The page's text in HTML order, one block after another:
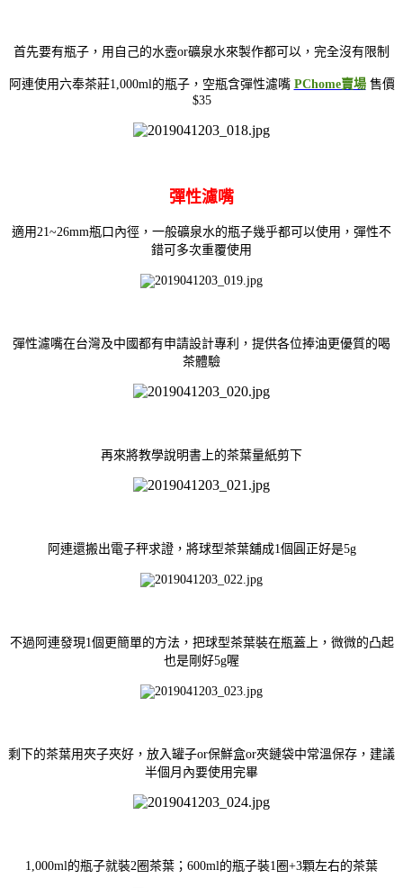
首先要有瓶子，用自己的水壼or礦泉水來製作都可以，完全沒有限制
阿連使用六奉茶莊1,000ml的瓶子， 空瓶含彈性濾嘴 PChome賣場售價
$35
彈性濾嘴
適用21~26mm瓶口內徑，一般礦泉水的瓶子幾乎都可以使用，彈性不
錯可多次重覆使用
彈性濾嘴在台灣及中國都有申請設計專利，提供各位捧油更優質的喝
茶體驗
再來將教學說明書上的茶葉量紙剪下
阿連還搬出電子秤求證，將球型茶葉舖成1個圓正好是5g
不過阿連發現1個更簡單的方法，把球型茶葉裝在瓶蓋上，微微的凸起
也是剛好5g喔
剩下的茶葉用夾子夾好，放入罐子or保鮮盒or夾鏈袋中常溫保存，建議
半個月內要使用完畢
1,000ml的瓶子就裝2圈茶葉；600ml的瓶子裝1圈+3顆左右的茶葉